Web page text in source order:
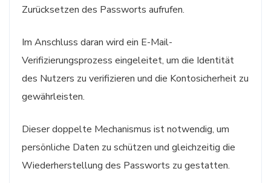
Zurücksetzen des Passworts aufrufen.
Im Anschluss daran wird ein E-Mail-
Verifizierungsprozess eingeleitet, um die Identität
des Nutzers zu verifizieren und die Kontosicherheit zu
gewährleisten.
Dieser doppelte Mechanismus ist notwendig, um
persönliche Daten zu schützen und gleichzeitig die
Wiederherstellung des Passworts zu gestatten.